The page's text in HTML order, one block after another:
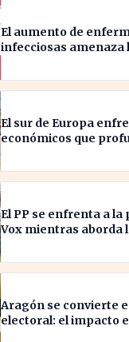
El aumento de
infecciosas amenaza
El sur de Europa
económicos que
El PP se enfrenta a la
Vox mientras aborda
Aragón se convierte
electoral: el impacto